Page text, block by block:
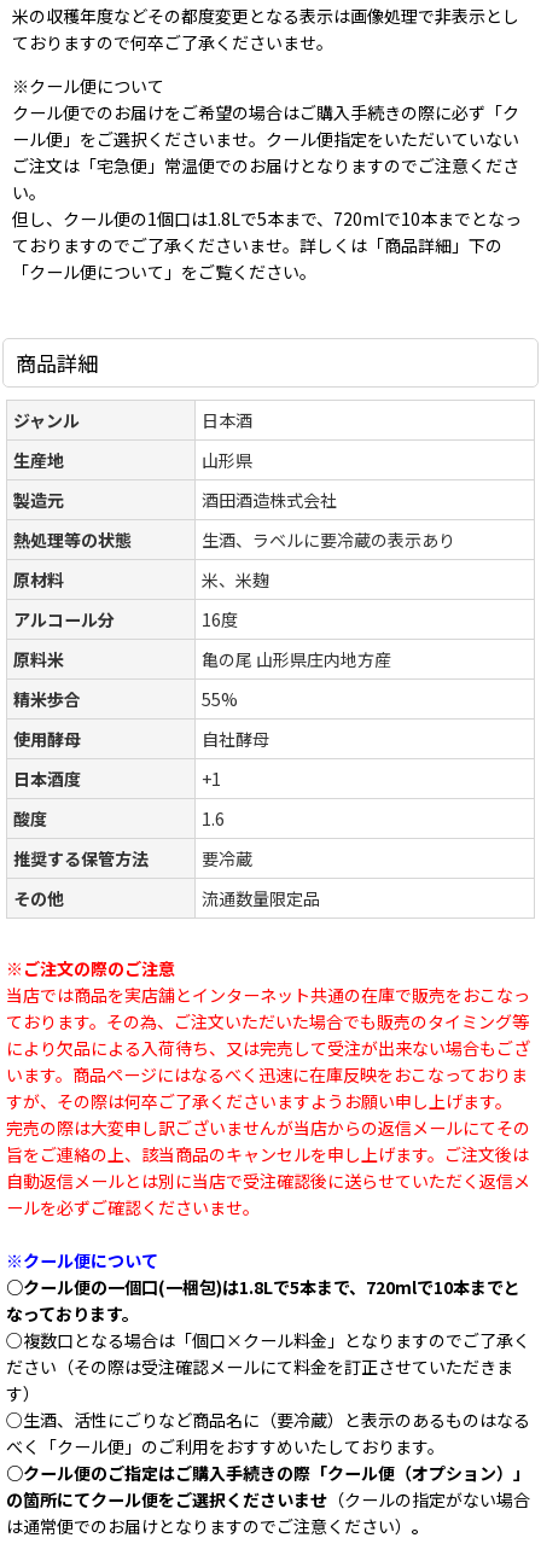
米の収穫年度などその都度変更となる表示は画像処理で非表示とし
ておりますので何卒ご了承くださいませ。
※クール便について
クール便でのお届けをご希望の場合はご購入手続きの際に必ず「ク
ール便」をご選択くださいませ。クール便指定をいただいていない
ご注文は「宅急便」常温便でのお届けとなりますのでご注意くださ
い。
但し、クール便の1個口は1.8Lで5本まで、720mlで10本までとなっ
ておりますのでご了承くださいませ。詳しくは「商品詳細」下の
「クール便について」をご覧ください。
商品詳細
ジャンル
日本酒
生産地
山形県
製造元
酒田酒造株式会社
熱処理等の状態
生酒、ラベルに要冷蔵の表示あり
原材料
米、米麹
アルコール分
16度
原料米
亀の尾 山形県庄内地方産
精米歩合
55%
使用酵母
自社酵母
日本酒度
+1
酸度
1.6
推奨する保管方法
要冷蔵
その他
流通数量限定品
※ご注文の際のご注意
当店では商品を実店舗とインターネット共通の在庫で販売をおこなっ
ております。その為、ご注文いただいた場合でも販売のタイミング等
により欠品による入荷待ち、又は完売して受注が出来ない場合もござ
います。商品ページにはなるべく迅速に在庫反映をおこなっておりま
すが、その際は何卒ご了承くださいますようお願い申し上げます。
完売の際は大変申し訳ございませんが当店からの返信メールにてその
旨をご連絡の上、該当商品のキャンセルを申し上げます。ご注文後は
自動返信メールとは別に当店で受注確認後に送らせていただく返信メ
ールを必ずご確認くださいませ。
※クール便について
○クール便の一個口(一梱包)は1.8Lで5本まで、720mlで10本までと
なっております。
○複数口となる場合は「個口×クール料金」となりますのでご了承く
ださい（その際は受注確認メールにて料金を訂正させていただきま
す）
○生酒、活性にごりなど商品名に（要冷蔵）と表示のあるものはなる
べく「クール便」のご利用をおすすめいたしております。
○クール便のご指定はご購入手続きの際「クール便（オプション）」
の箇所にてクール便をご選択くださいませ （クールの指定がない場合
は通常便でのお届けとなりますのでご注意ください） 。